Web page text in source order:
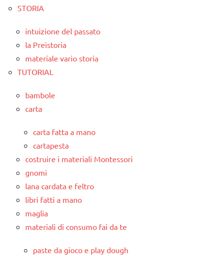
STORIA
intuizione del passato
la Preistoria
materiale vario storia
TUTORIAL
bambole
carta
carta fatta a mano
cartapesta
costruire i materiali Montessori
gnomi
lana cardata e feltro
libri fatti a mano
maglia
materiali di consumo fai da te
paste da gioco e play dough